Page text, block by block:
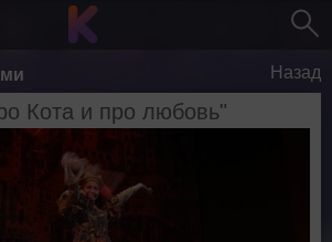
Назад
Кота и про любовь"